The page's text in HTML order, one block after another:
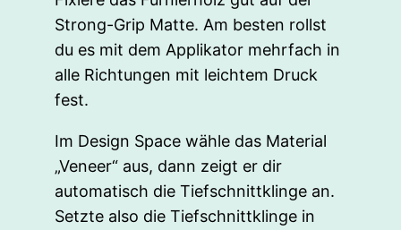
Strong-Grip Matte. Am besten rollst
du es mit dem Applikator mehrfach in
alle Richtungen mit leichtem Druck
fest.
Im Design Space wähle das Material
„Veneer“ aus, dann zeigt er dir
automatisch die Tiefschnittklinge an.
Setzte also die Tiefschnittklinge in